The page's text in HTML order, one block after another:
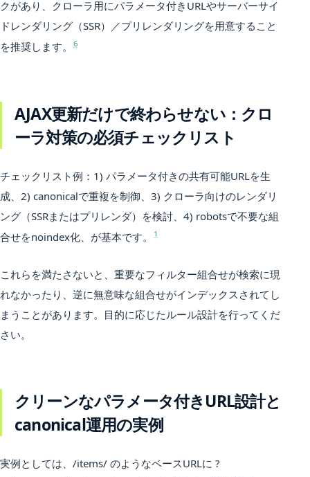
クがあり、クローラ用にパラメータ付きURLやサーバーサイ
ドレンダリング（SSR）／プリレンダリングを用意すること
を推奨します。
6
AJAX更新だけで終わらせない：クロ
ーラ対策の必須チェックリスト
チェックリスト例：1) パラメータ付きの共有可能URLを生
成、2) canonicalで重複を制御、3) クローラ向けのレンダリ
ング（SSRまたはプリレンダ）を検討、4) robotsで不要な組
合せをnoindex化、が基本です。
1
これらを満たさないと、重要なフィルター組合せが検索に現
れなかったり、逆に無意味な組合せがインデックスされてし
まうことがあります。目的に応じたルール設計を行ってくだ
さい。
クリーンなパラメータ付きURL設計と
canonical運用の実例
実例としては、/items/ のようなベースURLに ?